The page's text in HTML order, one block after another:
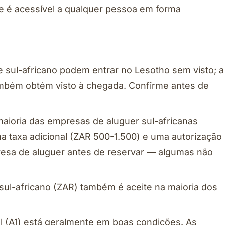
acessível a qualquer pessoa em forma
sul-africano podem entrar no Lesotho sem visto; a
obtém visto à chegada. Confirme antes de
das empresas de aluguer sul-africanas
taxa adicional (ZAR 500-1.500) e uma autorização
de aluguer antes de reservar — algumas não
africano (ZAR) também é aceite na maioria dos
(A1) está geralmente em boas condições. As